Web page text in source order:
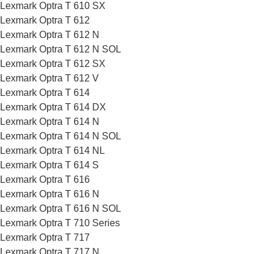
Lexmark Optra T 610 SX
Lexmark Optra T 612
Lexmark Optra T 612 N
Lexmark Optra T 612 N SOL
Lexmark Optra T 612 SX
Lexmark Optra T 612 V
Lexmark Optra T 614
Lexmark Optra T 614 DX
Lexmark Optra T 614 N
Lexmark Optra T 614 N SOL
Lexmark Optra T 614 NL
Lexmark Optra T 614 S
Lexmark Optra T 616
Lexmark Optra T 616 N
Lexmark Optra T 616 N SOL
Lexmark Optra T 710 Series
Lexmark Optra T 717